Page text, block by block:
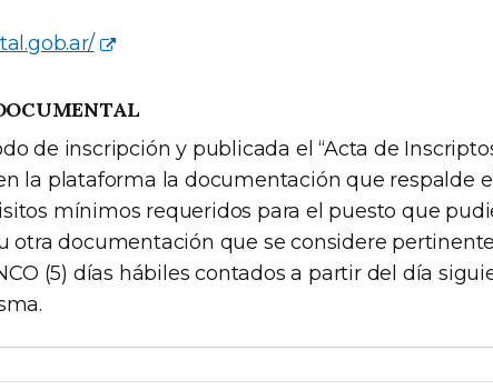
de inscripción y publicada el “Acta de
la plataforma la documentación que respalde el
mínimos requeridos para el puesto que
otra documentación que se considere
(5) días hábiles contados a partir del día